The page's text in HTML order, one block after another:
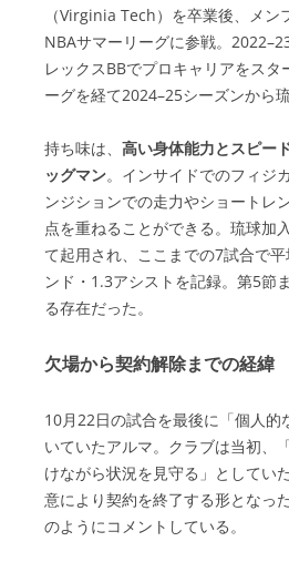
（Virginia Tech）を卒業後、メ
NBAサマーリーグに参戦。
レックスBBでプロキャリアをスタ
ーグを経て2024–25シーズンから
持ち味は、 高い身体能力とスピー
ッグマン。インサイドでのフィジ
ンジションでの走力やショートレ
点を重ねることができる。琉球加
て起用され、ここまでの7試合で
ンド・1.3アシストを記録。第5節
る存在だった。
欠場から契約解除までの経緯
10月22日の試合を最後に「個人的
いていたアルマ。クラブは当初、
けながら状況を見守る」としてい
意により契約を終了する形となっ
のようにコメントしている。